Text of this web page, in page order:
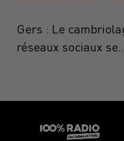
Gers : Le
réseaux sociaux